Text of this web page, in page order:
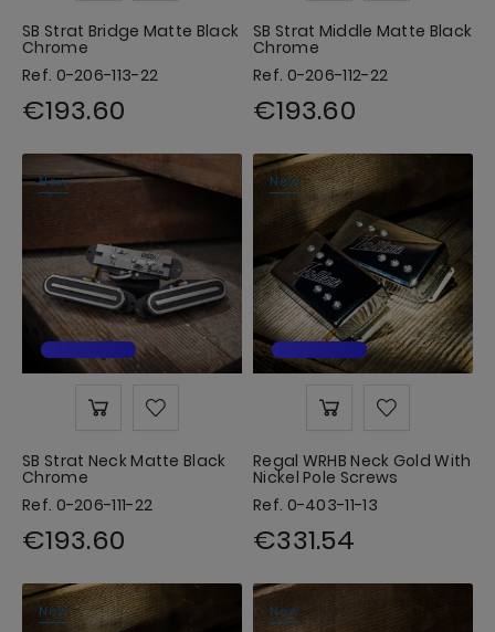
SB Strat Bridge Matte Black
Chrome
Ref. 0-206-113-22
€193.60
SB Strat Middle Matte Black
Chrome
Ref. 0-206-112-22
€193.60
New
SB Strat Neck Matte Black
Chrome
Ref. 0-206-111-22
€193.60
New
Regal WRHB Neck Gold With
Nickel Pole Screws
Ref. 0-403-11-13
€331.54
New New